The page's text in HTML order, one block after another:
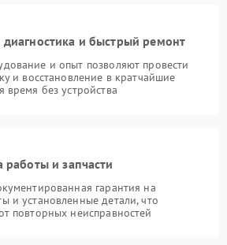
диагностика и быстрый ремонт
и опыт позволяют провести
и восстановление в кратчайшие
без устройства
работы и запчасти
гарантия на
и установленные детали, что
повторных неисправностей